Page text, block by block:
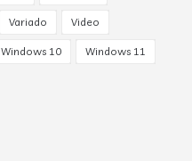
Variado Video
Windows 10 Windows 11